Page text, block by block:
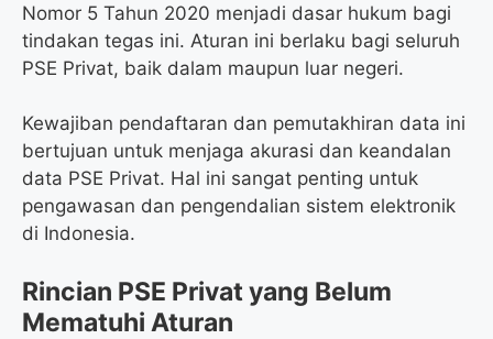
Nomor 5 Tahun 2020 menjadi dasar hukum bagi
tindakan tegas ini. Aturan ini berlaku bagi seluruh
PSE Privat, baik dalam maupun luar negeri.
Kewajiban pendaftaran dan pemutakhiran data ini
bertujuan untuk menjaga akurasi dan keandalan
data PSE Privat. Hal ini sangat penting untuk
pengawasan dan pengendalian sistem elektronik
di Indonesia.
Rincian PSE Privat yang Belum
Mematuhi Aturan